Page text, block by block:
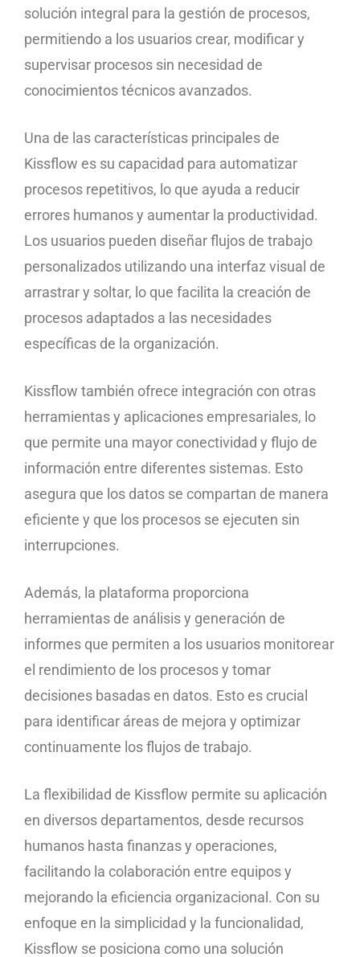
solución integral para la gestión de procesos,
permitiendo a los usuarios crear, modificar y
supervisar procesos sin necesidad de
conocimientos técnicos avanzados.
Una de las características principales de
Kissflow es su capacidad para automatizar
procesos repetitivos, lo que ayuda a reducir
errores humanos y aumentar la productividad.
Los usuarios pueden diseñar flujos de trabajo
personalizados utilizando una interfaz visual de
arrastrar y soltar, lo que facilita la creación de
procesos adaptados a las necesidades
específicas de la organización.
Kissflow también ofrece integración con otras
herramientas y aplicaciones empresariales, lo
que permite una mayor conectividad y flujo de
información entre diferentes sistemas. Esto
asegura que los datos se compartan de manera
eficiente y que los procesos se ejecuten sin
interrupciones.
Además, la plataforma proporciona
herramientas de análisis y generación de
informes que permiten a los usuarios monitorear
el rendimiento de los procesos y tomar
decisiones basadas en datos. Esto es crucial
para identificar áreas de mejora y optimizar
continuamente los flujos de trabajo.
La flexibilidad de Kissflow permite su aplicación
en diversos departamentos, desde recursos
humanos hasta finanzas y operaciones,
facilitando la colaboración entre equipos y
mejorando la eficiencia organizacional. Con su
enfoque en la simplicidad y la funcionalidad,
Kissflow se posiciona como una solución